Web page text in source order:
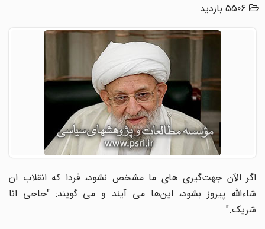
5506 بازدید
اگر الآن جهت‌گیری های ما مشخص نشود، فردا که انقلاب ان
شاءالله پیروز بشود، این‌ها می آیند و می گویند: "حاجی انا
شریک".